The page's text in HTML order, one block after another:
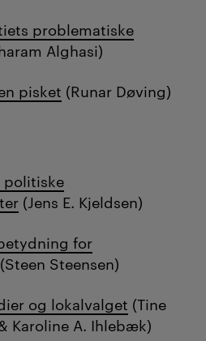
problematiske
Alghasi)
pisket (Runar Døving)
politiske
(Jens E. Kjeldsen)
for
(Steen Steensen)
og lokalvalget (Tine
Karoline A. Ihlebæk)